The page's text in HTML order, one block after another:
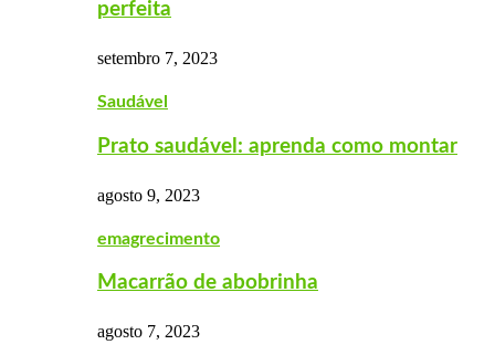
perfeita
setembro 7, 2023
Saudável
Prato saudável: aprenda como montar
agosto 9, 2023
emagrecimento
Macarrão de abobrinha
agosto 7, 2023